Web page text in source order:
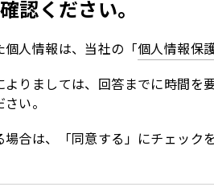
認ください。
人情報は、当社の「個人情報保
りましては、回答までに時間を
い。
合は、「同意する」にチェック